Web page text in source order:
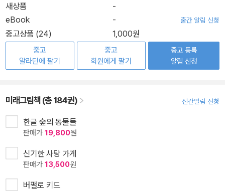
새상품
-
eBook
- 출간 알림 신청
중고상품 (24) 1,000원
중고
알라딘에 팔기
중고
회원에게 팔기
중고 등록
알림 신청
미래그림책 (총 184권) 신간알림 신청
한글 숲의 동물들
판매가 19,800원
신기한 사탕 가게
판매가 13,500원
버펄로 키드